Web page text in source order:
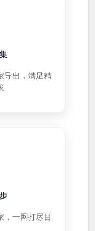
导出，满足精
，一网打尽目